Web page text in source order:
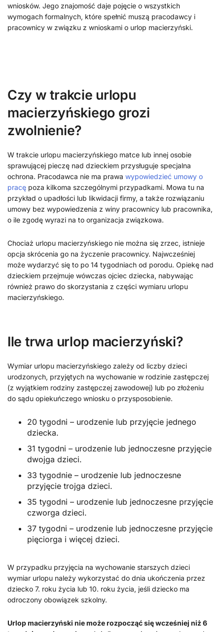
wniosków. Jego znajomość daje pojęcie o wszystkich
wymogach formalnych, które spełnić muszą pracodawcy i
pracownicy w związku z wnioskami o urlop macierzyński.
Czy w trakcie urlopu
macierzyńskiego grozi
zwolnienie?
W trakcie urlopu macierzyńskiego matce lub innej osobie
sprawującej pieczę nad dzieckiem przysługuje specjalna
ochrona. Pracodawca nie ma prawa wypowiedzieć umowy o
pracę poza kilkoma szczególnymi przypadkami. Mowa tu na
przykład o upadłości lub likwidacji firmy, a także rozwiązaniu
umowy bez wypowiedzenia z winy pracownicy lub pracownika,
o ile zgodę wyrazi na to organizacja związkowa.
Chociaż urlopu macierzyńskiego nie można się zrzec, istnieje
opcja skrócenia go na życzenie pracownicy. Najwcześniej
może wydarzyć się to po 14 tygodniach od porodu. Opiekę nad
dzieckiem przejmuje wówczas ojciec dziecka, nabywając
również prawo do skorzystania z części wymiaru urlopu
macierzyńskiego.
Ile trwa urlop macierzyński?
Wymiar urlopu macierzyńskiego zależy od liczby dzieci
urodzonych, przyjętych na wychowanie w rodzinie zastępczej
(z wyjątkiem rodziny zastępczej zawodowej) lub po złożeniu
do sądu opiekuńczego wniosku o przysposobienie.
20 tygodni – urodzenie lub przyjęcie jednego
dziecka.
31 tygodni – urodzenie lub jednoczesne przyjęcie
dwojga dzieci.
33 tygodnie – urodzenie lub jednoczesne
przyjęcie trojga dzieci.
35 tygodni – urodzenie lub jednoczesne przyjęcie
czworga dzieci.
37 tygodni – urodzenie lub jednoczesne przyjęcie
pięciorga i więcej dzieci.
W przypadku przyjęcia na wychowanie starszych dzieci
wymiar urlopu należy wykorzystać do dnia ukończenia przez
dziecko 7. roku życia lub 10. roku życia, jeśli dziecko ma
odroczony obowiązek szkolny.
Urlop macierzyński nie może rozpocząć się wcześniej niż 6